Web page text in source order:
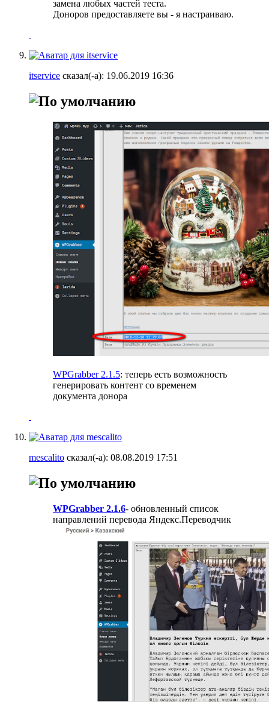
замена любых частей теста.
Доноров предоставляете вы - я настраиваю.
itservice сказал(-а): 19.06.2019 16:36
WPGrabber 2.1.5: теперь есть возможность
генерировать контент со временем
документа донора
mescalito сказал(-а): 08.08.2019 17:51
WPGrabber 2.1.6- обновленный список
направлений перевода Яндекс.Переводчик